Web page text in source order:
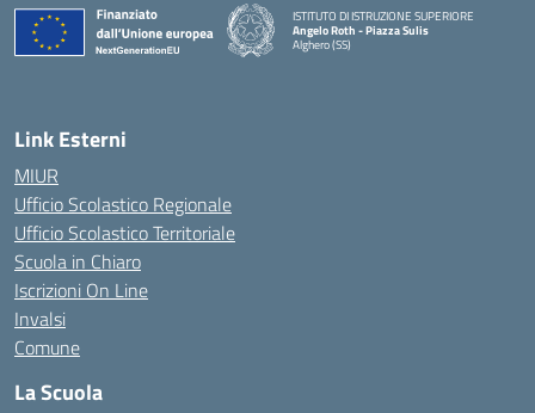
ISTITUTO DI ISTRUZIONE SUPERIORE
Angelo Roth - Piazza Sulis
Alghero (SS)
— Visita la pagina iniziale della scuola
Link Esterni
MIUR
Ufficio Scolastico Regionale
Ufficio Scolastico Territoriale
Scuola in Chiaro
Iscrizioni On Line
Invalsi
Comune
La Scuola